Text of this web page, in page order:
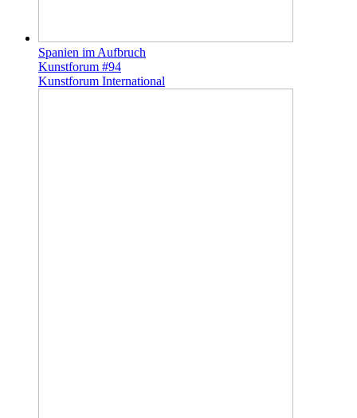
Spanien im Aufbruch
Kunstforum #94
Kunstforum International